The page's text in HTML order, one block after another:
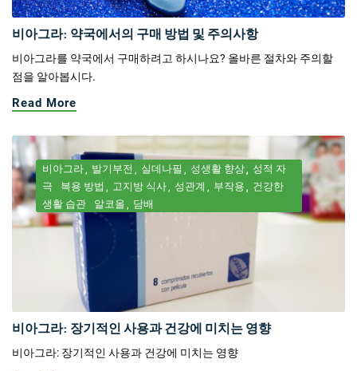
비아그라: 약국에서의 구매 방법 및 주의사항
비아그라를 약국에서 구매하려고 하시나요? 올바른 절차와 주의할
점을 알아봅시다.
Read More
비아그라 발기부전 실데나필 성생활 향상
성적 자
극
복용 방법 고지방 식사 성관계 부작용
건강한
생활 습관
알코올 담배
비아그라: 장기적인 사용과 건강에 미치는 영향
비아그라: 장기적인 사용과 건강에 미치는 영향